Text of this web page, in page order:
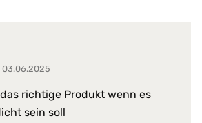
desinfizierbar
reduziert Krankheitserreger
resistent gegen Fett, Blut,
03.06.2025
richtige Produkt wenn es
sein soll